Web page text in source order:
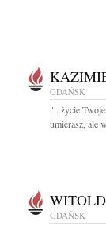
GDAŃSK
"...życie
umierasz, ale
GDAŃSK